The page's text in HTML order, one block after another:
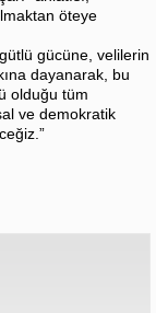
öteye
gücüne, velilerin
dayanarak, bu
olduğu tüm
ve demokratik